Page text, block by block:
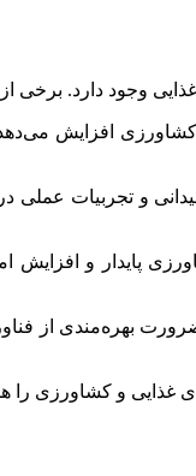
وجود دارد. برخی
افزایش می‌دهد.
و تجربیات عملی
پایدار و افزایش
بهره‌مندی از
غذایی و کشاورزی را